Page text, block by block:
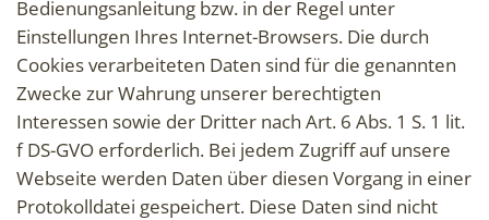
Bedienungsanleitung bzw. in der Regel unter
Einstellungen Ihres Internet-Browsers. Die durch
Cookies verarbeiteten Daten sind für die genannten
Zwecke zur Wahrung unserer berechtigten
Interessen sowie der Dritter nach Art. 6 Abs. 1 S. 1 lit.
f DS-GVO erforderlich. Bei jedem Zugriff auf unsere
Webseite werden Daten über diesen Vorgang in einer
Protokolldatei gespeichert. Diese Daten sind nicht